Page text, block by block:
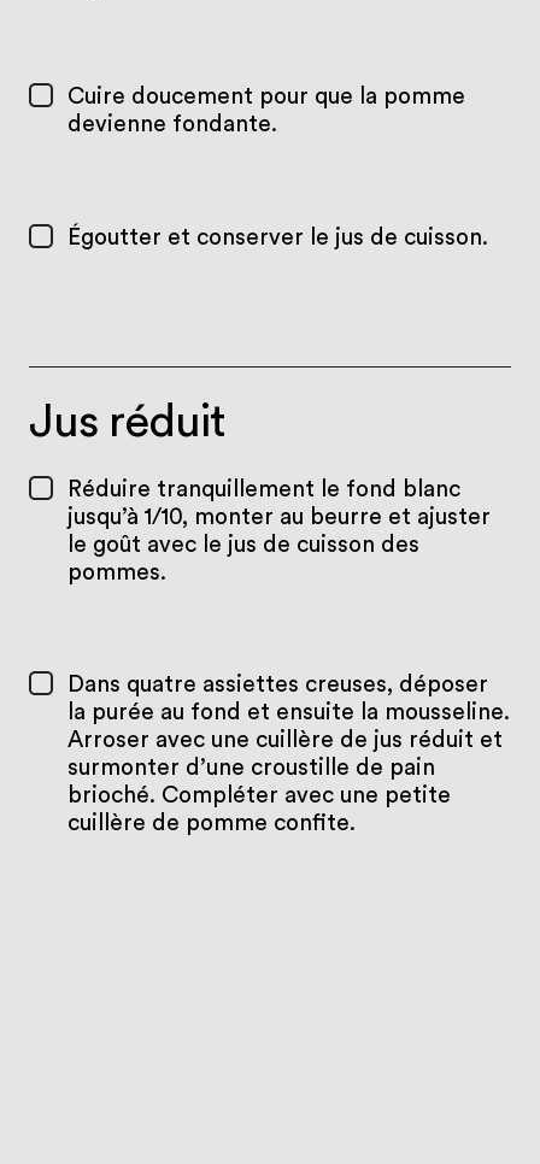
Cuire doucement pour que la pomme
devienne fondante.
Égoutter et conserver le jus de cuisson.
Jus réduit
Réduire tranquillement le fond blanc
jusqu’à 1/10, monter au beurre et ajuster
le goût avec le jus de cuisson des
pommes.
Dans quatre assiettes creuses, déposer
la purée au fond et ensuite la mousseline.
Arroser avec une cuillère de jus réduit et
surmonter d’une croustille de pain
brioché. Compléter avec une petite
cuillère de pomme confite.